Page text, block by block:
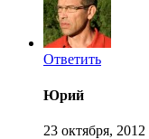
Ответить
Юрий
23 октября,